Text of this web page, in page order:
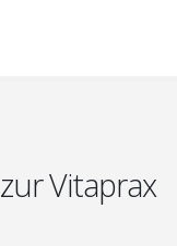
zur Vitaprax